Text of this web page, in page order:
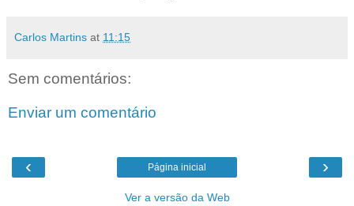
Carlos Martins at 11:15
Sem comentários:
Enviar um comentário
‹ ›
Página inicial
Ver a versão da Web